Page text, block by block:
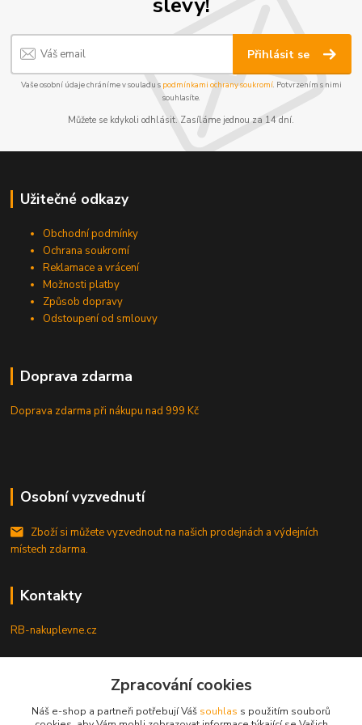
Přihlásit se
Vaše osobní údaje chráníme v souladu s podmínkami ochrany soukromí. Potvrzením s nimi
souhlasíte.
Můžete se kdykoli odhlásit. Zasíláme jednou za 14 dní.
Užitečné odkazy
Obchodní podmínky
Ochrana soukromí
Reklamace a vrácení
Možnosti platby
Způsob dopravy
Odstoupení od smlouvy
Doprava zdarma
Doprava zdarma při nákupunad 999 Kč
Osobní vyzvednutí
Zboží si můžete vyzvednout na našich prodejnách a výdejních
místech zdarma.
Kontakty
RB-nakuplevne.cz
+420 222722421Zpracování cookies
Náš e-shop a partneři potřebují Váš souhlas s použitím souborů